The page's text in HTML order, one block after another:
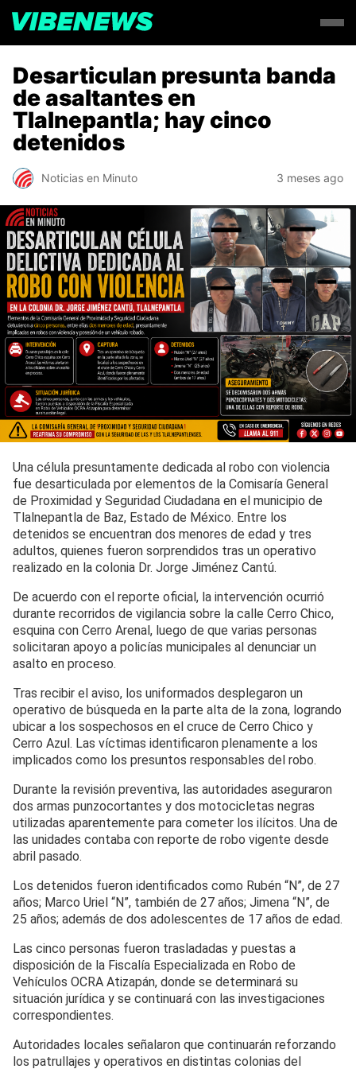
Desarticulan presunta banda
de asaltantes en
Tlalnepantla; hay cinco
detenidos
Noticias en Minuto 3 meses ago
Una célula presuntamente dedicada al robo con violencia
fue desarticulada por elementos de la Comisaría General
de Proximidad y Seguridad Ciudadana en el municipio de
Tlalnepantla de Baz, Estado de México. Entre los
detenidos se encuentran dos menores de edad y tres
adultos, quienes fueron sorprendidos tras un operativo
realizado en la colonia Dr. Jorge Jiménez Cantú.
De acuerdo con el reporte oficial, la intervención ocurrió
durante recorridos de vigilancia sobre la calle Cerro Chico,
esquina con Cerro Arenal, luego de que varias personas
solicitaran apoyo a policías municipales al denunciar un
asalto en proceso.
Tras recibir el aviso, los uniformados desplegaron un
operativo de búsqueda en la parte alta de la zona, logrando
ubicar a los sospechosos en el cruce de Cerro Chico y
Cerro Azul. Las víctimas identificaron plenamente a los
implicados como los presuntos responsables del robo.
Durante la revisión preventiva, las autoridades aseguraron
dos armas punzocortantes y dos motocicletas negras
utilizadas aparentemente para cometer los ilícitos. Una de
las unidades contaba con reporte de robo vigente desde
abril pasado.
Los detenidos fueron identificados como Rubén “N”, de 27
años; Marco Uriel “N”, también de 27 años; Jimena “N”, de
25 años; además de dos adolescentes de 17 años de edad.
Las cinco personas fueron trasladadas y puestas a
disposición de la Fiscalía Especializada en Robo de
Vehículos OCRA Atizapán, donde se determinará su
situación jurídica y se continuará con las investigaciones
correspondientes.
Autoridades locales señalaron que continuarán reforzando
los patrullajes y operativos en distintas colonias del